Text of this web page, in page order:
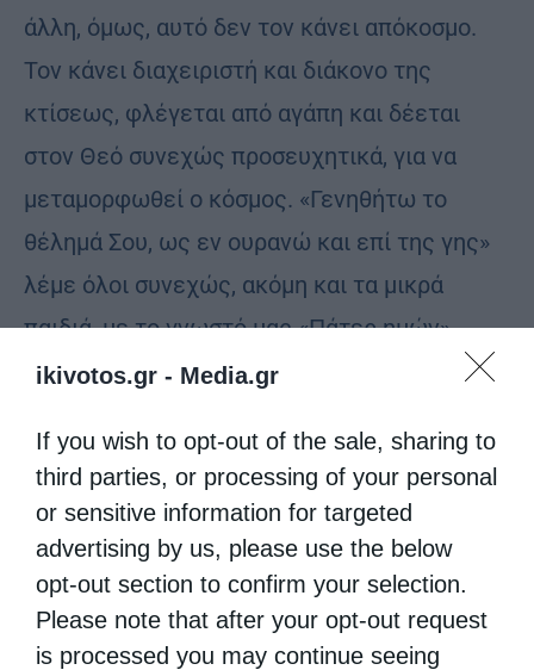
ikivotos.gr - Media.gr
If you wish to opt-out of the sale, sharing to
third parties, or processing of your personal
or sensitive information for targeted
advertising by us, please use the below
opt-out section to confirm your selection.
Please note that after your opt-out request
is processed you may continue seeing
άλλη, όμως, αυτό δεν τον κάνει απόκοσμο.
Τον κάνει διαχειριστή και διάκονο της
κτίσεως, φλέγεται από αγάπη και δέεται
στον Θεό συνεχώς προσευχητικά, για να
μεταμορφωθεί ο κόσμος. «Γενηθήτω το
θέλημά Σου, ως εν ουρανώ και επί της γης»
λέμε όλοι συνεχώς, ακόμη και τα μικρά
παιδιά, με το γνωστό μας «Πάτερ ημών».
Όπως σε όλα τα πράγματα υπάρχουν όρια,
έτσι και εδώ.Χρειάζεται εκ μέρους μας
προσοχή. Υπάρχουν δύο άκρα που πρέπει ο
άνθρωπος της Εκκλησίας να αποφύγει. Το
ένα λέγεται Εθνικισμός, όταν κάποιος
θεωρεί τη φυλή του ανώτερη και μισεί-
εχθρεύεται όλα τα άλλα έθνη, μόνο και μόνο